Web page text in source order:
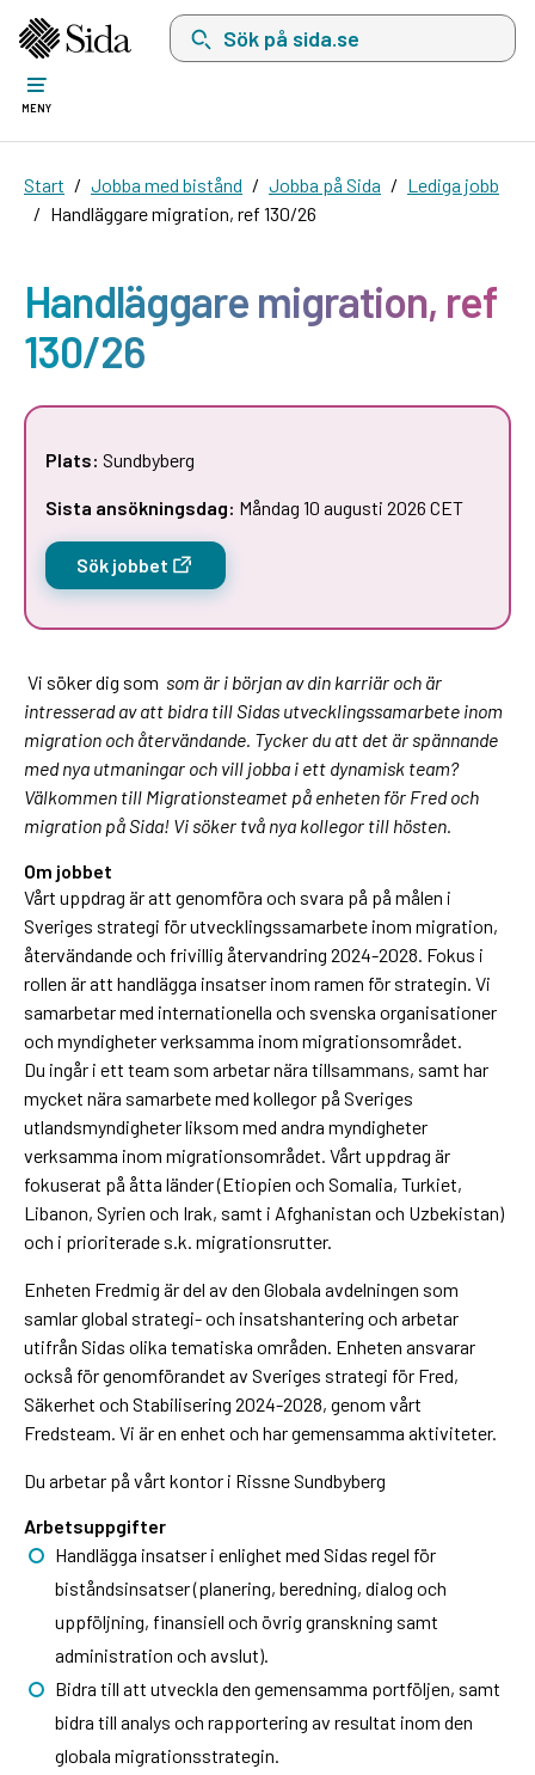
Sök på sida.se, sökförslag kommer att visas
MENY
Start Jobba med bistånd Jobba på Sida
Lediga jobb
Handläggare migration, ref 130/26
Handläggare migration, ref
130/26
Plats: Sundbyberg
Sista ansökningsdag: Måndag 10 augusti 2026 CET
Sök jobbet
Vi söker dig som som är i början av din karriär och är
intresserad av att bidra till Sidas utvecklingssamarbete inom
migration och återvändande. Tycker du att det är spännande
med nya utmaningar och vill jobba i ett dynamisk team?
Välkommen till Migrationsteamet på enheten för Fred och
migration på Sida! Vi söker två nya kollegor till hösten.
Om jobbet
Vårt uppdrag är att genomföra och svara på på målen i
Sveriges strategi för utvecklingssamarbete inom migration,
återvändande och frivillig återvandring 2024-2028. Fokus i
rollen är att handlägga insatser inom ramen för strategin. Vi
samarbetar med internationella och svenska organisationer
och myndigheter verksamma inom migrationsområdet.
Du ingår i ett team som arbetar nära tillsammans, samt har
mycket nära samarbete med kollegor på Sveriges
utlandsmyndigheter liksom med andra myndigheter
verksamma inom migrationsområdet. Vårt uppdrag är
fokuserat på åtta länder (Etiopien och Somalia, Turkiet,
Libanon, Syrien och Irak, samt i Afghanistan och Uzbekistan)
och i prioriterade s.k. migrationsrutter.
Enheten Fredmig är del av den Globala avdelningen som
samlar global strategi- och insatshantering och arbetar
utifrån Sidas olika tematiska områden. Enheten ansvarar
också för genomförandet av Sveriges strategi för Fred,
Säkerhet och Stabilisering 2024-2028, genom vårt
Fredsteam. Vi är en enhet och har gemensamma aktiviteter.
Du arbetar på vårt kontor i Rissne Sundbyberg
Arbetsuppgifter
Handlägga insatser i enlighet med Sidas regel för
biståndsinsatser (planering, beredning, dialog och
uppföljning, finansiell och övrig granskning samt
administration och avslut).
Bidra till att utveckla den gemensamma portföljen, samt
bidra till analys och rapportering av resultat inom den
globala migrationsstrategin.